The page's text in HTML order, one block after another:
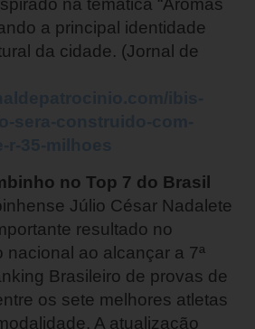
na temática “Aromas
a principal identidade
da cidade. (Jornal de
no Top 7 do Brasil
Júlio César Nadalete
resultado no
nacional ao alcançar a 7ª
Brasileiro de provas de
os sete melhores atletas
A atualização